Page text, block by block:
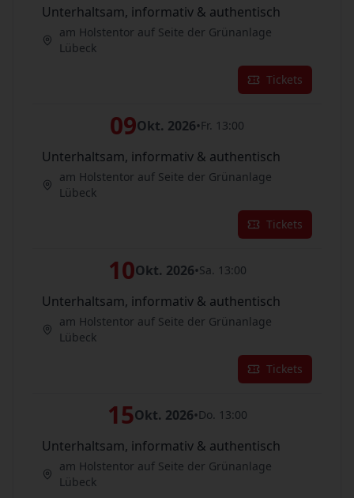
Unterhaltsam, informativ & authentisch
am Holstentor auf Seite der Grünanlage
Lübeck
Tickets
09Okt. 2026•Fr. 13:00
Unterhaltsam, informativ & authentisch
am Holstentor auf Seite der Grünanlage
Lübeck
Tickets
10Okt. 2026•Sa. 13:00
Unterhaltsam, informativ & authentisch
am Holstentor auf Seite der Grünanlage
Lübeck
Tickets
15Okt. 2026•Do. 13:00
Unterhaltsam, informativ & authentisch
am Holstentor auf Seite der Grünanlage
Lübeck